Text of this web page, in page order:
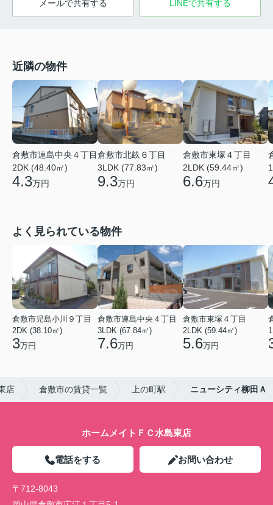
メールで共有する LINEで共有する
近隣の物件
倉敷市連島中央４丁目
2DK (48.40㎡)
4.3万円
倉敷市北畝６丁目
3LDK (77.83㎡)
9.3万円
倉敷市東塚４丁目
2LDK (59.44㎡)
6.6万円
よく見られている物件
倉敷市児島小川９丁目
2DK (38.10㎡)
3万円
倉敷市連島中央４丁目
3LDK (67.84㎡)
7.6万円
倉敷市東塚４丁目
2LDK (59.44㎡)
5.6万円
店 倉敷市の賃貸一覧 上の町駅 ニューシティ柳田Ａ
ホームメイトＦＣ水島東店
電話をする お問い合わせ
〒712-8043